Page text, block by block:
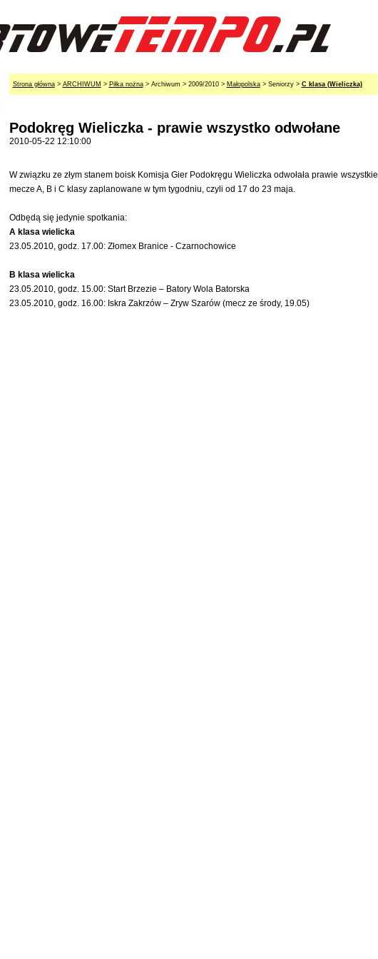
Strona główna> ARCHIWUM > Piłka nożna> Archiwum > 2009/2010 > Małopolska> Seniorzy > C klasa (Wieliczka)
Podokręg Wieliczka - prawie wszystko odwołane
2010-05-22 12:10:00
W związku ze złym stanem boisk Komisja Gier Podokręgu Wieliczka odwołała prawie wszystkie
mecze A, B i C klasy zaplanowane w tym tygodniu, czyli od 17 do 23 maja.
Odbędą się jedynie spotkania:
A klasa wielicka
23.05.2010, godz. 17.00: Złomex Branice - Czarnochowice
B klasa wielicka
23.05.2010, godz. 15.00: Start Brzezie – Batory Wola Batorska
23.05.2010, godz. 16.00: Iskra Zakrzów – Zryw Szarów (mecz ze środy, 19.05)